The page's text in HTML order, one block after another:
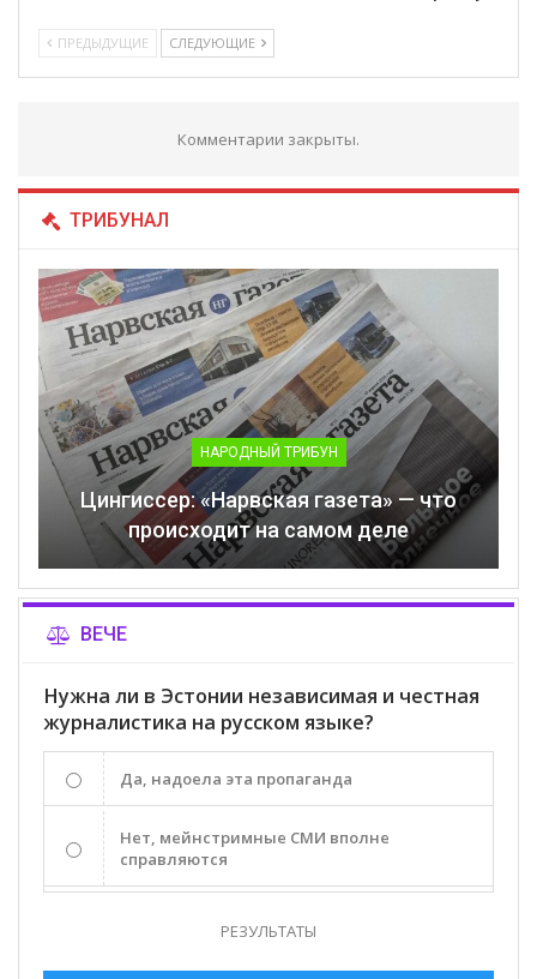
ПРЕДЫДУЩИЕ СЛЕДУЮЩИЕ
Комментарии закрыты.
ТРИБУНАЛ
НАРОДНЫЙ ТРИБУН
Цингиссер: «Нарвская газета» — что
происходит на самом деле
ВЕЧЕ
Нужна ли в Эстонии независимая и честная
журналистика на русском языке?
Да, надоела эта пропаганда
Нет, мейнстримные СМИ вполне
справляются
РЕЗУЛЬТАТЫ